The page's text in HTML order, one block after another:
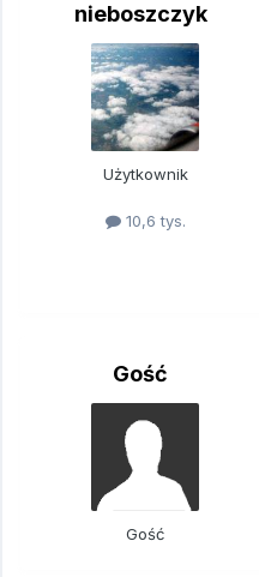
nieboszczyk
Użytkownik
10,6 tys.
Gość
Gość